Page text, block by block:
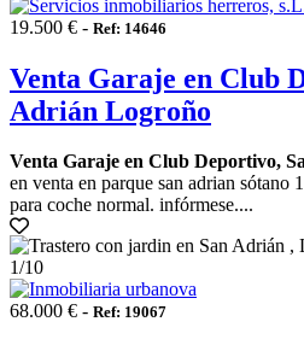
19.500 € - Ref: 14646
Venta Garaje en Club
Adrián Logroño
Venta Garaje en Club Deportivo,
en venta en parque san adrian sótano
para coche normal. infórmese....
1/10
68.000 € - Ref: 19067